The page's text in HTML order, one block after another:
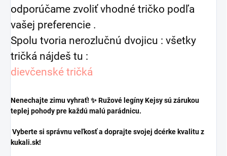
odporúčame zvoliť vhodné tričko podľa
vašej preferencie .
Spolu tvoria nerozlučnú dvojicu : všetky
tričká nájdeš tu :
dievčenské tričká
Nenechajte zimu vyhrať! ✨ Ružové legíny Kejsy sú zárukou
teplej pohody pre každú malú parádnicu.
Vyberte si správnu veľkosť a doprajte svojej dcérke kvalitu z
kukali.sk!